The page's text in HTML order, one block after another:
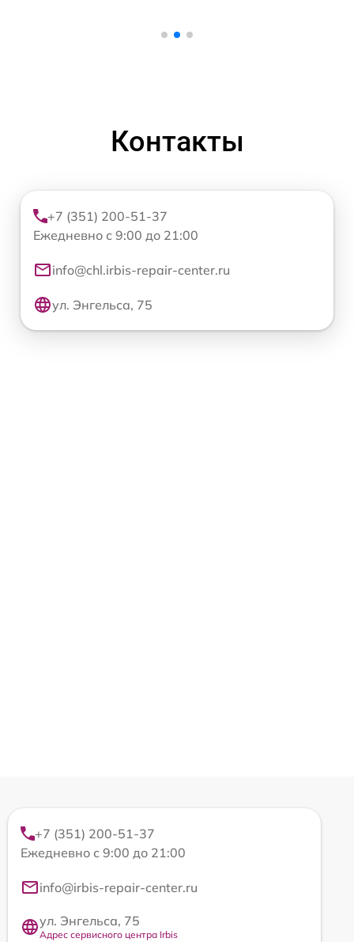
Контакты
+7 (351) 200-51-37
Ежедневно с 9:00 до 21:00
info@chl.irbis-repair-center.ru
ул. Энгельса, 75
+7 (351) 200-51-37
Ежедневно с 9:00 до 21:00
info@irbis-repair-center.ru
ул. Энгельса, 75
Адрес сервисного центра Irbis